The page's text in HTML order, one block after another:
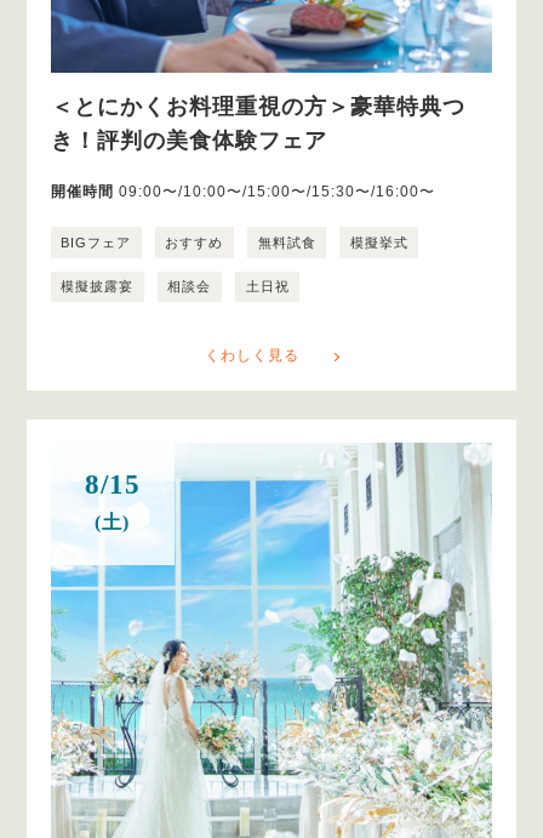
＜とにかくお料理重視の方＞豪華特典つ
き！評判の美食体験フェア
開催時間 09:00〜/10:00〜/15:00〜/15:30〜/16:00〜
BIGフェア おすすめ 無料試食 模擬挙式
模擬披露宴 相談会 土日祝
くわしく見る
8/15
(土)